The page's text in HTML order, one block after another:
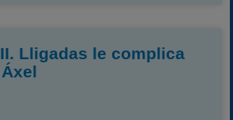
Lligadas le complica